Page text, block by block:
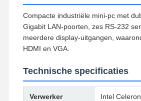
Compacte industriële mini-pc met
Gigabit LAN-poorten, zes RS-232
meerdere display-uitgangen,
HDMI en VGA.
Technische specificaties
Verwerker
Intel